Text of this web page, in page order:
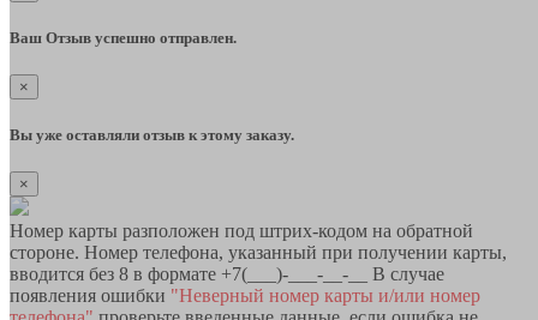
Ваш Отзыв успешно отправлен.
×
Вы уже оставляли отзыв к этому заказу.
×
Номер карты разположен под штрих-кодом на обратной
стороне. Номер телефона, указанный при получении карты,
вводится без 8 в формате +7(___)-___-__-__ В случае
появления ошибки "Неверный номер карты и/или номер